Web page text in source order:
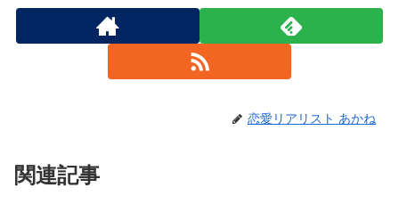
恋愛リアリスト あかね
関連記事